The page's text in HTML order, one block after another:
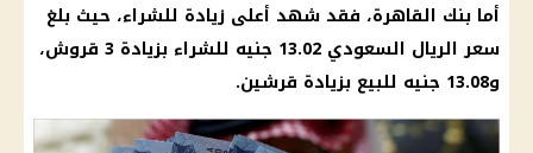
أما بنك القاهرة، فقد شهد أعلى زيادة للشراء، حيث بلغ
سعر الريال السعودي 13.02 جنيه للشراء بزيادة 3 قروش،
و13.08 جنيه للبيع بزيادة قرشين.